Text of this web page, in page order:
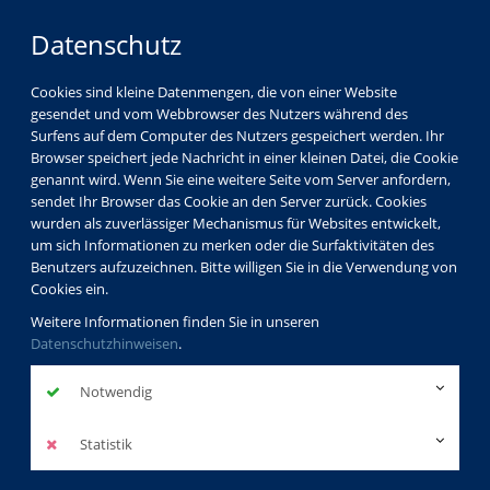
Datenschutz
Cookies sind kleine Datenmengen, die von einer Website
gesendet und vom Webbrowser des Nutzers während des
Surfens auf dem Computer des Nutzers gespeichert werden. Ihr
Browser speichert jede Nachricht in einer kleinen Datei, die Cookie
genannt wird. Wenn Sie eine weitere Seite vom Server anfordern,
sendet Ihr Browser das Cookie an den Server zurück. Cookies
wurden als zuverlässiger Mechanismus für Websites entwickelt,
um sich Informationen zu merken oder die Surfaktivitäten des
Benutzers aufzuzeichnen. Bitte willigen Sie in die Verwendung von
Cookies ein.
Weitere Informationen finden Sie in unseren
Datenschutzhinweisen.
Notwendig
Statistik